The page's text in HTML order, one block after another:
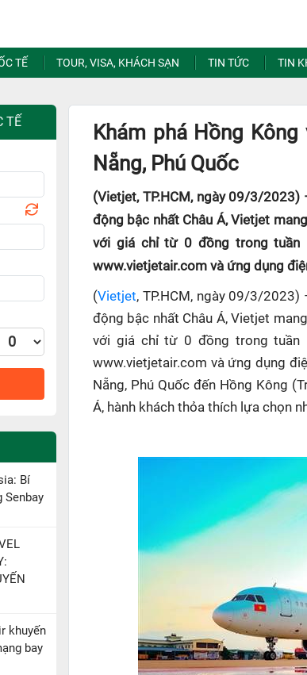
TẾ TOUR, VISA, KHÁCH SẠN TIN TỨC TIN
TẾ
Bí
Senbay
khuyến
bay
Khám phá Hồng
Nẵng, Phú Quốc
(Vietjet, TP.HCM, ngày 09/3/
động bậc nhất Châu Á, Vietjet
với giá chỉ từ 0 đồng trong tuần
www.vietjetair.com và ứng dụng
(Vietjet, TP.HCM, ngày 09/3/
động bậc nhất Châu Á, Vietjet
với giá chỉ từ 0 đồng trong tuần
www.vietjetair.com và ứng dụng
Nẵng, Phú Quốc đến Hồng Kông
Á, hành khách thỏa thích lựa chọn